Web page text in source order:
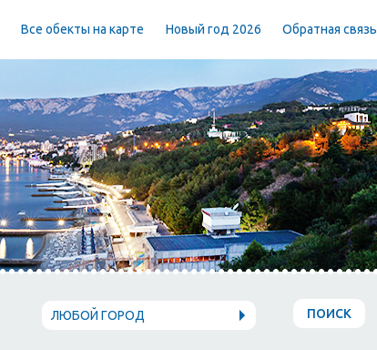
Все обекты на карте Новый год 2026 Обратная связь
ЛЮБОЙ ГОРОД ПОИСК